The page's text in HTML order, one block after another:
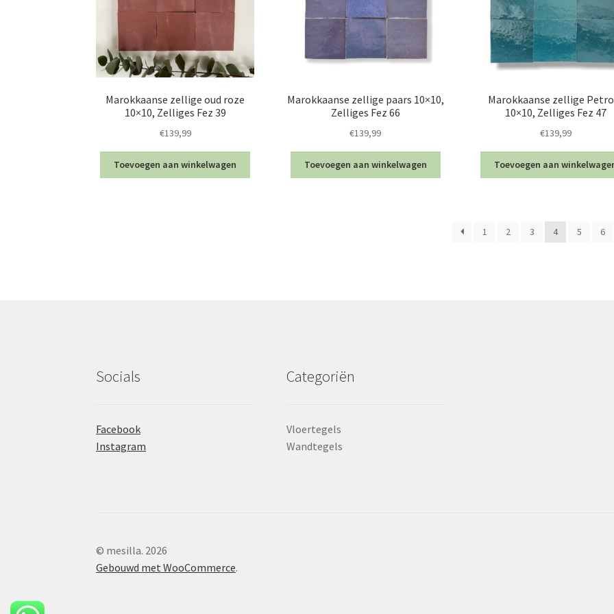
Marokkaanse zellige oud roze
10×10, Zelliges Fez 39
€139,99
Toevoegen aan winkelwagen
Marokkaanse zellige paars 10×10,
Zelliges Fez 66
€139,99
Toevoegen aan winkelwagen
Marokkaanse zellige
10×10, Zelliges Fez 47
€139,99
Toevoegen aan
1 2 3 4 5 6
Socials
Facebook
Instagram
Categoriën
Vloertegels
Wandtegels
© mesilla. 2026
Gebouwd met WooCommerce.